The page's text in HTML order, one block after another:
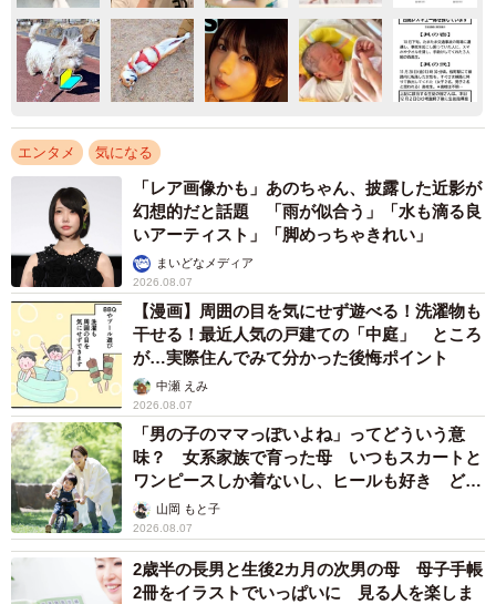
エンタメ 気になる
「レア画像かも」あのちゃん、披露した近影が
幻想的だと話題 「雨が似合う」「水も滴る良
いアーティスト」「脚めっちゃきれい」
まいどなメディア
2026.08.07
【漫画】周囲の目を気にせず遊べる！洗濯物も
干せる！最近人気の戸建ての「中庭」 ところ
が…実際住んでみて分かった後悔ポイント
中瀬 えみ
2026.08.07
「男の子のママっぽいよね」ってどういう意
味？ 女系家族で育った母 いつもスカートと
ワンピースしか着ないし、ヒールも好き どの
へんが…
山岡 もと子
2026.08.07
2歳半の長男と生後2カ月の次男の母 母子手帳
2冊をイラストでいっぱいに 見る人を楽しま